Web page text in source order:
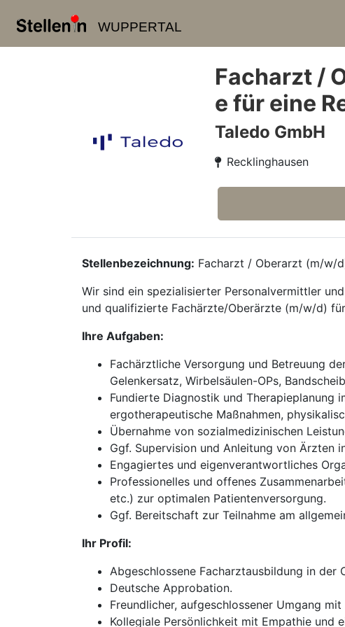
WUPPERTAL
Facharzt /
e für eine
Taledo GmbH
Recklinghausen
Stellenbezeichnung: Facharzt / Oberarzt (m/w/
Wir sind ein spezialisierter Personalvermittler
und qualifizierte Fachärzte/Oberärzte (m/w/d)
Ihre Aufgaben:
Fachärztliche Versorgung und Betreuung
Gelenkersatz, Wirbelsäulen-OPs,
Fundierte Diagnostik und Therapieplanung
ergotherapeutische Maßnahmen,
Übernahme von sozialmedizinischen
Ggf. Supervision und Anleitung von Ärzten
Engagiertes und eigenverantwortliches
Professionelles und offenes
etc.) zur optimalen Patientenversorgung.
Ggf. Bereitschaft zur Teilnahme am
Ihr Profil:
Abgeschlossene Facharztausbildung in der
Deutsche Approbation.
Freundlicher, aufgeschlossener Umgang
Kollegiale Persönlichkeit mit Empathie und